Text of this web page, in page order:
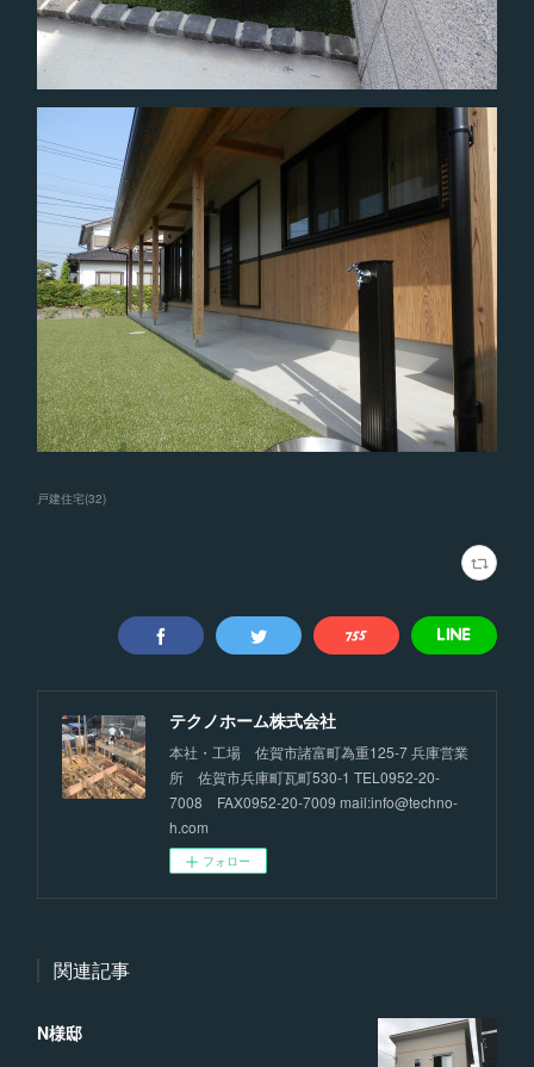
戸建住宅(32)
テクノホーム株式会社
本社・工場 佐賀市諸富町為重125-7 兵庫営業
所 佐賀市兵庫町瓦町530-1 TEL0952-20-
7008 FAX0952-20-7009 mail:info@techno-
h.com
フォロー
関連記事
N様邸